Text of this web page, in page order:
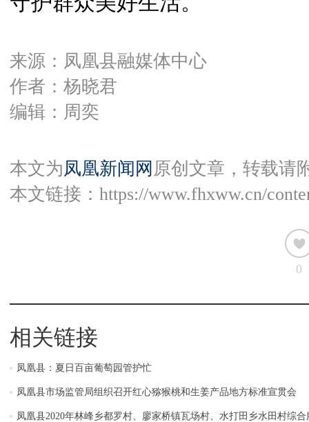
来源：凤凰县融媒体中心
作者：杨晓君
编辑：周奕
本文为凤凰新闻网 原创文章，转载请
本文链接： https://www.fhxww.cn/
0
相关链接
凤凰县：夏日百亩葡萄园管护忙
凤凰县市场监管局组织召开红心猕猴桃和生姜产品地方标准宣贯会
凤凰县2020年林峰乡都罗村、廖家桥镇瓦场村、水打田乡水田村综